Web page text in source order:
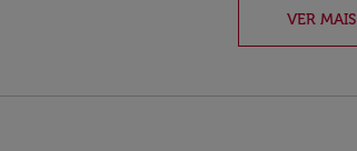
VER MAIS